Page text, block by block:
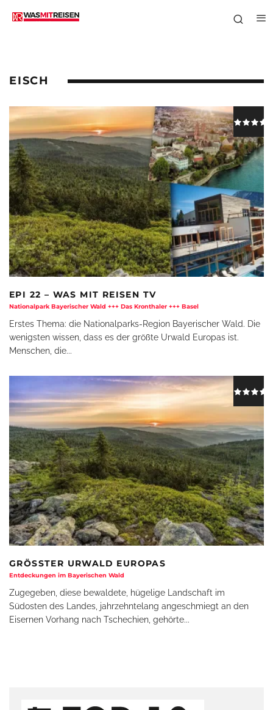
EISCH
EPI 22 – WAS MIT REISEN TV
Nationalpark Bayerischer Wald +++ Das Kronthaler +++ Basel
Erstes Thema: die Nationalparks-Region Bayerischer Wald. Die
wenigsten wissen, dass es der größte Urwald Europas ist.
Menschen, die...
GRÖSSTER URWALD EUROPAS
Entdeckungen im Bayerischen Wald
Zugegeben, diese bewaldete, hügelige Landschaft im
Südosten des Landes, jahrzehntelang angeschmiegt an den
Eisernen Vorhang nach Tschechien, gehörte...